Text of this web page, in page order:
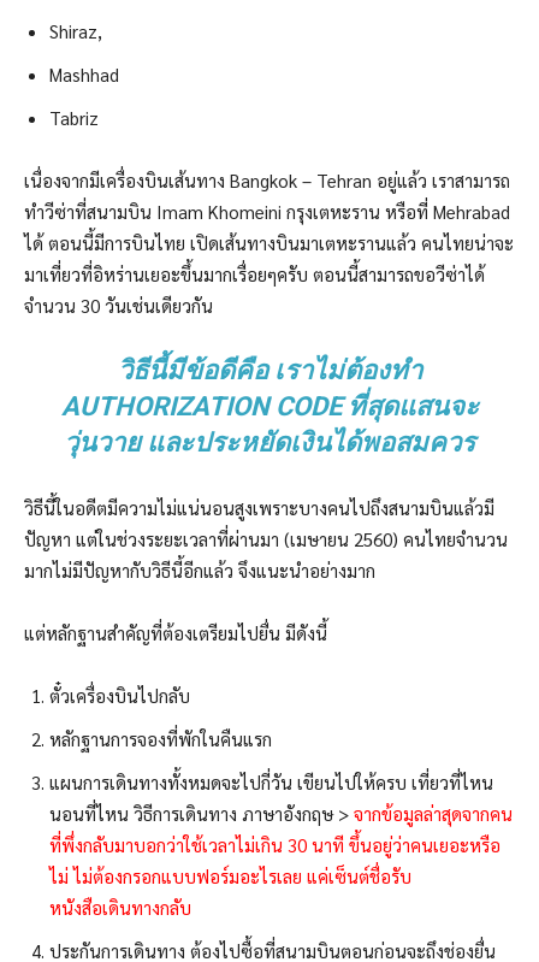
Shiraz,
Mashhad
Tabriz
เนื่องจากมีเครื่องบินเส้นทาง Bangkok – Tehran อยู่แล้ว เราสามารถ
ทำวีซ่าที่สนามบิน Imam Khomeini กรุงเตหะราน หรือที่ Mehrabad
ได้ ตอนนี้มีการบินไทย เปิดเส้นทางบินมาเตหะรานแล้ว คนไทยน่าจะ
มาเที่ยวที่อิหร่านเยอะขึ้นมากเรื่อยๆครับ ตอนนี้สามารถขอวีซ่าได้
จำนวน 30 วันเช่นเดียวกัน
วิธีนี้มีข้อดีคือ เราไม่ต้องทำ
AUTHORIZATION CODE ที่สุดแสนจะ
วุ่นวาย และประหยัดเงินได้พอสมควร
วิธีนี้ในอดีตมีความไม่แน่นอนสูงเพราะบางคนไปถึงสนามบินแล้วมี
ปัญหา แต่ในช่วงระยะเวลาที่ผ่านมา (เมษายน 2560) คนไทยจำนวน
มากไม่มีปัญหากับวิธีนี้อีกแล้ว จึงแนะนำอย่างมาก
แต่หลักฐานสำคัญที่ต้องเตรียมไปยื่น มีดังนี้
ตั๋วเครื่องบินไปกลับ
หลักฐานการจองที่พักในคืนแรก
แผนการเดินทางทั้งหมดจะไปกี่วัน เขียนไปให้ครบ เที่ยวที่ไหน
นอนที่ไหน วิธีการเดินทาง ภาษาอังกฤษ > จากข้อมูลล่าสุดจากคน
ที่พึ่งกลับมาบอกว่าใช้เวลาไม่เกิน 30 นาที ขึ้นอยู่ว่าคนเยอะหรือ
ไม่ ไม่ต้องกรอกแบบฟอร์มอะไรเลย แค่เซ็นต์ชื่อรับ
หนังสือเดินทางกลับ
ประกันการเดินทาง ต้องไปซื้อที่สนามบินตอนก่อนจะถึงช่องยื่น